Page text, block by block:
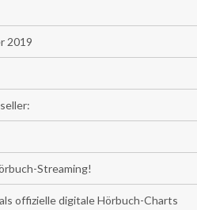
2019
Streaming!
offizielle digitale Hörbuch-Charts